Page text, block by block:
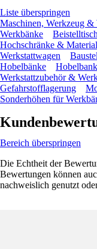
Liste überspringen
Maschinen, Werkzeug &
Werkbänke
Hochschränke &
Werkstattwagen
Hobelbänke
Werkstattzubehör &
Gefahrstofflagerung
Sonderhöhen für
Bereich überspringen
Die Echtheit der
Bewertungen können
nachweislich genutzt